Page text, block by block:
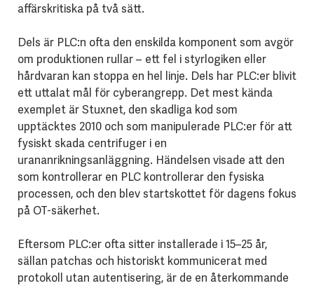
affärskritiska på två sätt.
Dels är PLC:n ofta den enskilda komponent som avgör
om produktionen rullar – ett fel i styrlogiken eller
hårdvaran kan stoppa en hel linje. Dels har PLC:er blivit
ett uttalat mål för cyberangrepp. Det mest kända
exemplet är Stuxnet, den skadliga kod som
upptäcktes 2010 och som manipulerade PLC:er för att
fysiskt skada centrifuger i en
urananrikningsanläggning. Händelsen visade att den
som kontrollerar en PLC kontrollerar den fysiska
processen, och den blev startskottet för dagens fokus
på OT-säkerhet.
Eftersom PLC:er ofta sitter installerade i 15–25 år,
sällan patchas och historiskt kommunicerat med
protokoll utan autentisering, är de en återkommande